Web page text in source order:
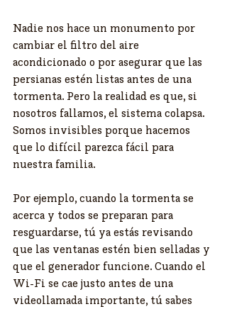
Nadie nos hace un monumento por
cambiar el filtro del aire
acondicionado o por asegurar que las
persianas estén listas antes de una
tormenta. Pero la realidad es que, si
nosotros fallamos, el sistema colapsa.
Somos invisibles porque hacemos
que lo difícil parezca fácil para
nuestra familia.
Por ejemplo, cuando la tormenta se
acerca y todos se preparan para
resguardarse, tú ya estás revisando
que las ventanas estén bien selladas y
que el generador funcione. Cuando el
Wi-Fi se cae justo antes de una
videollamada importante, tú sabes